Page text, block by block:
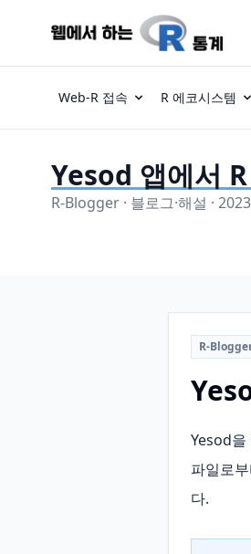
Web-R 접속 R 에코시스템
Yesod 앱에서
R-Blogger · 블로그·해설 ·
R-
Yesod을
파일로
다.